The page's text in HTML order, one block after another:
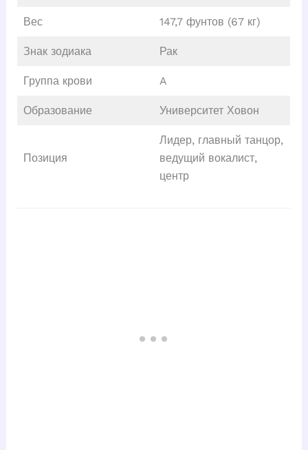
Вес 147,7 фунтов (67 кг)
Знак зодиака Рак
Группа крови A
Образование Университет Ховон
Позиция
Лидер, главный танцор,
ведущий вокалист,
центр